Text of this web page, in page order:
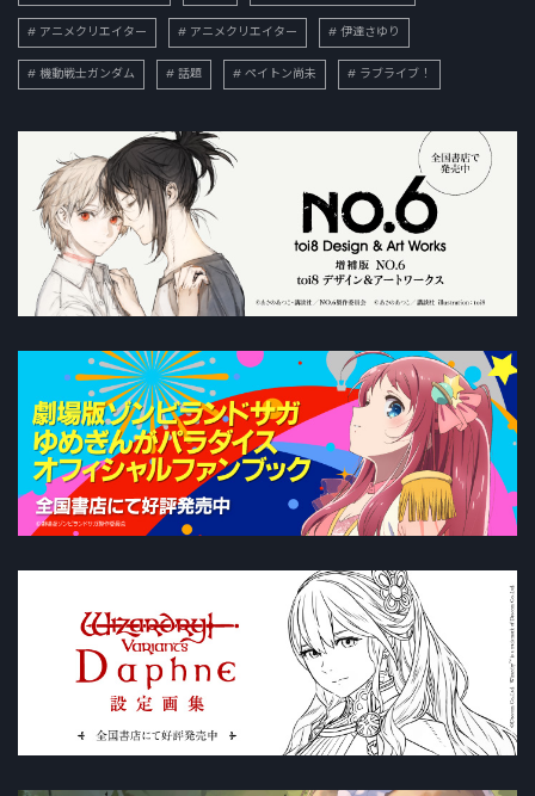
アニメクリエイター アニメクリエイター 伊達さゆり
機動戦士ガンダム 話題 ペイトン尚未 ラブライブ！